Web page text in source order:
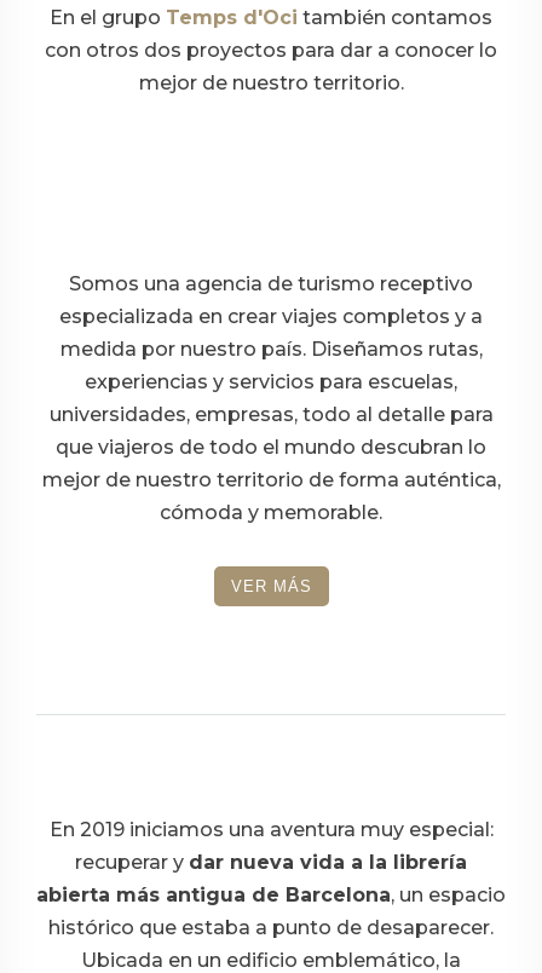
En el grupo Temps d'Oci también contamos
con otros dos proyectos para dar a conocer lo
mejor de nuestro territorio.
Somos una agencia de turismo receptivo
especializada en crear viajes completos y a
medida por nuestro país. Diseñamos rutas,
experiencias y servicios para escuelas,
universidades, empresas, todo al detalle para
que viajeros de todo el mundo descubran lo
mejor de nuestro territorio de forma auténtica,
cómoda y memorable.
VER MÁS
En 2019 iniciamos una aventura muy especial:
recuperar y dar nueva vida a la librería
abierta más antigua de Barcelona, un espacio
histórico que estaba a punto de desaparecer.
Ubicada en un edificio emblemático, la